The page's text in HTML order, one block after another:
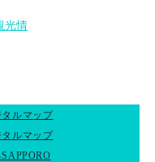
光情
ルマップ
ルマップ